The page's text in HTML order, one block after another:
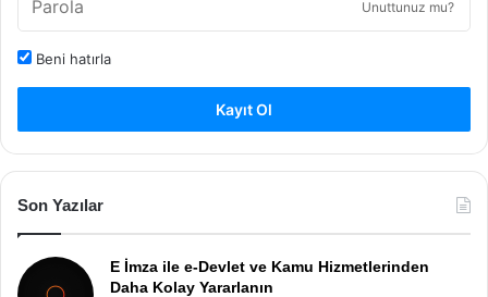
Unuttunuz mu?
Beni hatırla
Kayıt Ol
Son Yazılar
E İmza ile e-Devlet ve Kamu Hizmetlerinden
Daha Kolay Yararlanın